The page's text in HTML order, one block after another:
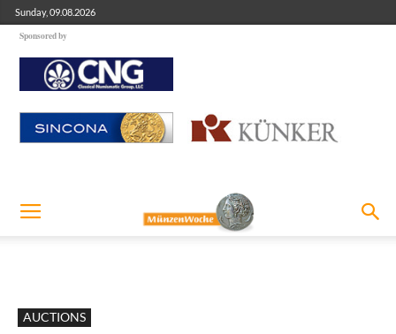
Sunday, 09.08.2026
Sponsored by
AUCTIONS